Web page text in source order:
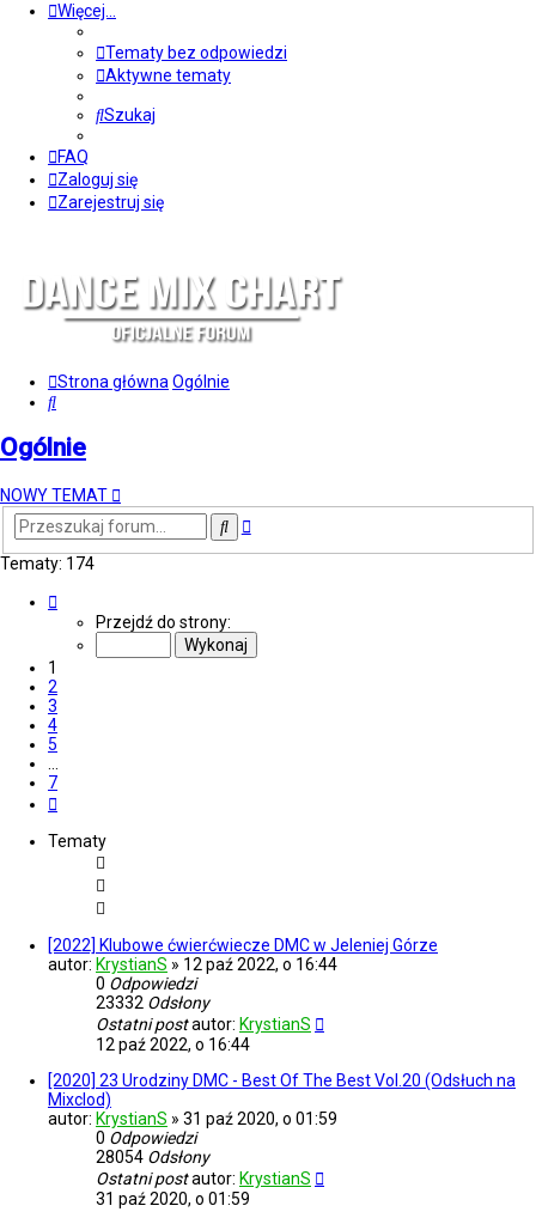
Więcej…
Tematy bez odpowiedzi
Aktywne tematy
Szukaj
FAQ
Zaloguj się
Zarejestruj się
Strona główna Ogólnie
Szukaj
Ogólnie
NOWY TEMAT
SzukajWyszukiwanie
zaawansowane
Tematy: 174
Przejdź do strony:
1
2
3
4
5
…
7
Tematy
[2022] Klubowe ćwierćwiecze DMC w Jeleniej Górze
autor: KrystianS » 12 paź 2022, o 16:44
0 Odpowiedzi
23332 Odsłony
Ostatni postautor: KrystianS
12 paź 2022, o 16:44
[2020] 23 Urodziny DMC - Best Of The Best Vol.20 (Odsłuch na
Mixclod)
autor: KrystianS » 31 paź 2020, o 01:59
0 Odpowiedzi
28054 Odsłony
Ostatni postautor: KrystianS
31 paź 2020, o 01:59